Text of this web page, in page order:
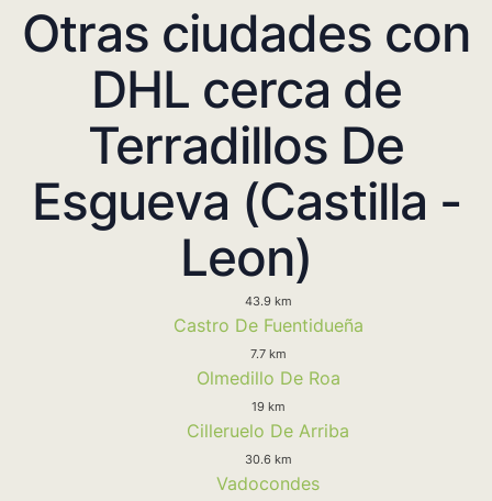
Otras ciudades con
DHL cerca de
Terradillos De
Esgueva (Castilla -
Leon)
43.9 km
Castro De Fuentidueña
7.7 km
Olmedillo De Roa
19 km
Cilleruelo De Arriba
30.6 km
Vadocondes